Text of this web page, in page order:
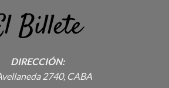
DIRECCIÓN:
2740, CABA